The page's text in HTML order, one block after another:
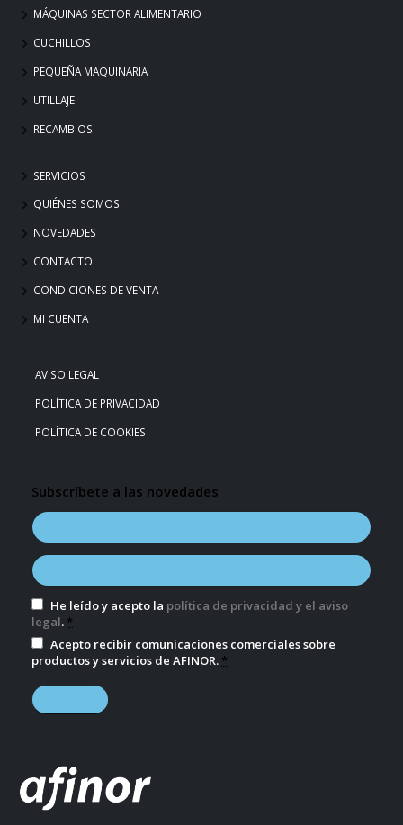
MÁQUINAS SECTOR ALIMENTARIO
CUCHILLOS
PEQUEÑA MAQUINARIA
UTILLAJE
RECAMBIOS
SERVICIOS
QUIÉNES SOMOS
NOVEDADES
CONTACTO
CONDICIONES DE VENTA
MI CUENTA
AVISO LEGAL
POLÍTICA DE PRIVACIDAD
POLÍTICA DE COOKIES
Subscríbete a las novedades
He leído y acepto la política de privacidad y el aviso
legal. *
Acepto recibir comunicaciones comerciales sobre
productos y servicios de AFINOR. *